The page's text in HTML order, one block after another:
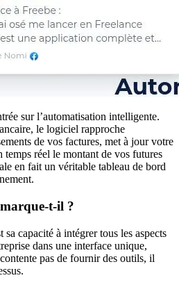
sur l’automatisation intelligente.
le logiciel rapproche
de vos factures, met à jour votre
temps réel le montant de vos futures
en fait un véritable tableau de bord
t-il ?
sa capacité à intégrer tous les aspects
dans une interface unique,
pas de fournir des outils, il